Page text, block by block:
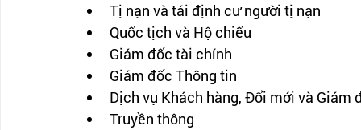
Tị nạn và tái định cư người tị nạn
Quốc tịch và Hộ chiếu
Giám đốc tài chính
Giám đốc Thông tin
Dịch vụ Khách hàng, Đổi mới và Giám
Truyền thông